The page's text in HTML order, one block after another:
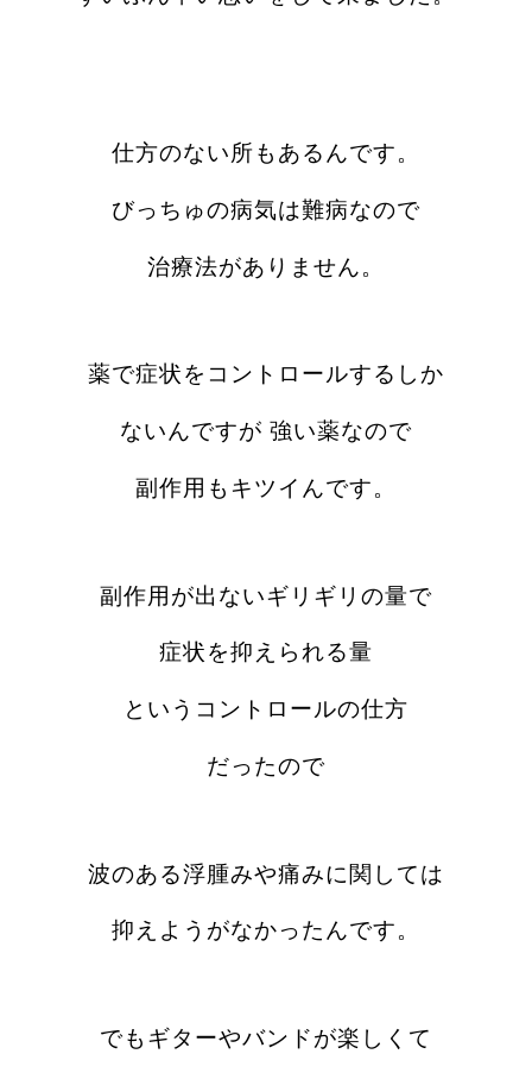
仕方のない所もあるんです。
びっちゅの病気は難病なので
治療法がありません。
薬で症状をコントロールするしか
ないんですが 強い薬なので
副作用もキツイんです。
副作用が出ないギリギリの量で
症状を抑えられる量
というコントロールの仕方
だったので
波のある浮腫みや痛みに関しては
抑えようがなかったんです。
でもギターやバンドが楽しくて